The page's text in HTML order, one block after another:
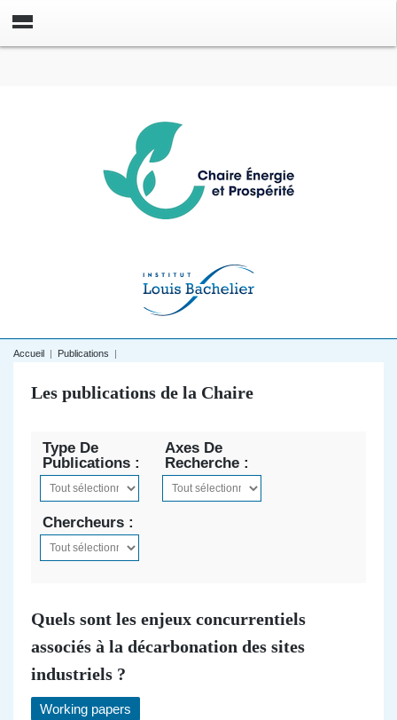
Accueil | Publications |
Les publications de la Chaire
Type De
Publications :
Axes De
Recherche :
Chercheurs :
Quels sont les enjeux concurrentiels
associés à la décarbonation des sites
industriels ?
Working papers